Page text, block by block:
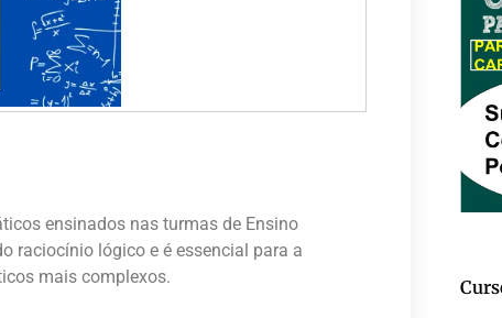
ensinados nas turmas de Ensino
raciocínio lógico e é essencial para a
mais complexos.